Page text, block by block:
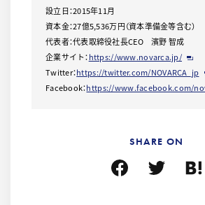
SHARE ON
設立日：2015年11月
資本金：27億5,536万円（資本準備金等含む）
代表者：代表取締役社長CEO 濱野 智成
企業サイト：https://www.novarca.jp/
Twitter：https://twitter.com/NOVARCA_jp
Facebook：https://www.facebook.com/